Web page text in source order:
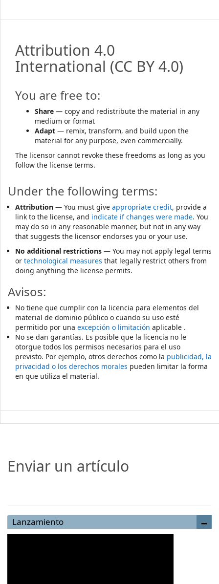
Attribution 4.0
International (CC BY 4.0)
You are free to:
Share — copy and redistribute the material in any
medium or format
Adapt — remix, transform, and build upon the
material for any purpose, even commercially.
The licensor cannot revoke these freedoms as long as you
follow the license terms.
Under the following terms:
Attribution — You must give appropriate credit, provide a
link to the license, and indicate if changes were made. You
may do so in any reasonable manner, but not in any way
that suggests the licensor endorses you or your use.
No additional restrictions — You may not apply legal terms
or technological measures that legally restrict others from
doing anything the license permits.
Avisos:
No tiene que cumplir con la licencia para elementos del
material de dominio público o cuando su uso esté
permitido por una excepción o limitación aplicable .
No se dan garantías. Es posible que la licencia no le
otorgue todos los permisos necesarios para el uso
previsto. Por ejemplo, otros derechos como la publicidad, la
privacidad o los derechos morales pueden limitar la forma
en que utiliza el material.
Enviar un artículo
Lanzamiento